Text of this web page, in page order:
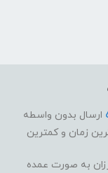
ارسال بدون واسطه
زمان و کمترین
به صورت عمده